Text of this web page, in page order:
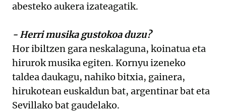
abesteko aukera izateagatik.
- Herri musika gustokoa duzu?
Hor ibiltzen gara neskalaguna, koinatua eta
hirurok musika egiten. Kornyu izeneko
taldea daukagu, nahiko bitxia, gainera,
hirukotean euskaldun bat, argentinar bat eta
Sevillako bat gaudelako.